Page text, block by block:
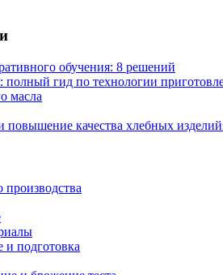
обучения: 8 решений
полный гид по технологии
масла
качества хлебных
подготовка